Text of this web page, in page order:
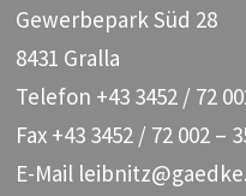
Gewerbepark Süd 28
8431 Gralla
Telefon +43 3452 / 72
Fax +43 3452 / 72 002 –
E-Mail